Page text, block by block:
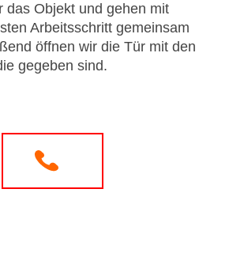
das Objekt und gehen mit
Arbeitsschritt gemeinsam
öffnen wir die Tür mit den
gegeben sind.